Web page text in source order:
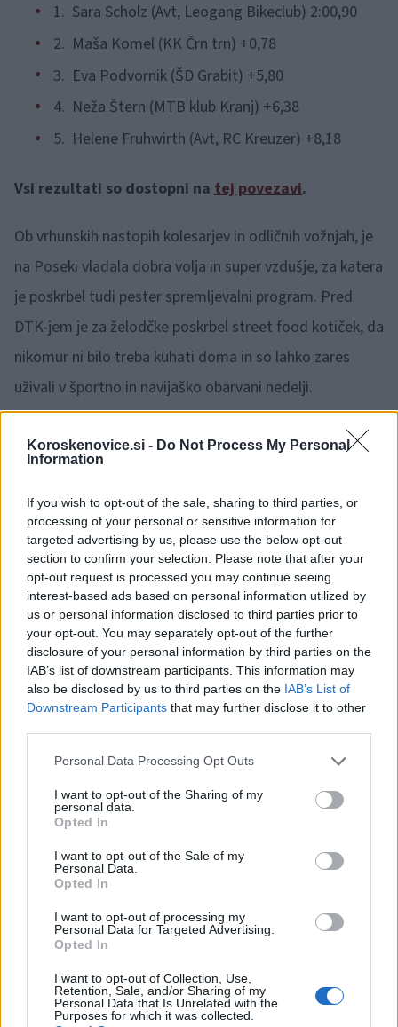
Koroskenovice.si - Do Not Process My Personal
Information
If you wish to opt-out of the sale, sharing to third parties, or
processing of your personal or sensitive information for
targeted advertising by us, please use the below opt-out
section to confirm your selection. Please note that after your
opt-out request is processed you may continue seeing
interest-based ads based on personal information utilized by
us or personal information disclosed to third parties prior to
your opt-out. You may separately opt-out of the further
disclosure of your personal information by third parties on the
IAB’s list of downstream participants. This information may
also be disclosed by us to third parties on the IAB’s List of
Downstream Participants that may further disclose it to other
Please note that this website/app uses one or more Google
not limited to your visit or usage behaviour. You may click to
grant or deny consent to Google and its third-party tags to
use your data for below specified purposes in below Google
consent section.
Personal Data Processing Opt Outs
I want to opt-out of the Sharing of my
personal data.
Opted In
I want to opt-out of the Sale of my
Personal Data.
Opted In
I want to opt-out of processing my
Personal Data for Targeted Advertising.
Opted In
I want to opt-out of Collection, Use,
Retention, Sale, and/or Sharing of my
Personal Data that Is Unrelated with the
Purposes for which it was collected.
1. Sara Scholz (Avt, Leogang Bikeclub) 2:00,90
2. Maša Komel (KK Črn trn) +0,78
3. Eva Podvornik (ŠD Grabit) +5,80
4. Neža Štern (MTB klub Kranj) +6,38
5. Helene Fruhwirth (Avt, RC Kreuzer) +8,18
Vsi rezultati so dostopni na tej povezavi.
Ob vrhunskih nastopih kolesarjev in odličnih vožnjah, je
na Poseki vladala dobra volja in super vzdušje, za katera
je poskrbel tudi pester spremljevalni program. Pred
DTK-jem je za želodčke poskrbel street food kotiček, da
nikomur ni bilo treba kuhati doma in so lahko zares
uživali v športno in navijaško obarvani nedelji.
🎁1 mesec brezplačno!Beri brez oglasov Preizkusi zdaj
Foto: Jurij Vodušek
"Takšni dogodki niso samoumevni. Za njimi stoji
ogromno dela, usklajevanja in predanosti več kot 60
ljudi, zato smo veseli, da smo skupaj ponovno
dokazali, kaj zmore naša MTB skupnost"
, je ob
zaključku uspešnega dogodka zapisala ekipa
parka Poseka.
Dirka, ki je potekala v bike parku, v katerem se